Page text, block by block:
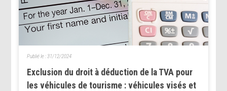
Exclusion du droit à déduction de la TVA pour
les véhicules de tourisme : véhicules visés et
Publié le :31/12/2024